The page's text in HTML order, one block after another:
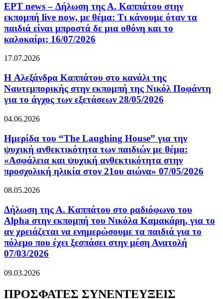
ΕΡΤ news – Δήλωση της Α. Καππάτου στην
εκπομπή live now, με θέμα: Τι κάνουμε όταν τα
παιδιά είναι μπροστά δε μια οθόνη και το
καλοκαίρι; 16/07/2026
17.07.2026
H Αλεξάνδρα Καππάτου στο κανάλι της
Ναυτεμπορικής στην εκπομπή της Νικόλ Ποφάντη
για το άγχος των εξετάσεων 28/05/2026
04.06.2026
Ημερίδα του “The Laughing House” για την
ψυχική ανθεκτικότητα των παιδιών με θέμα:
«Ασφάλεια και ψυχική ανθεκτικότητα στην
προσχολική ηλικία στον 21ου αιώνα» 07/05/2026
08.05.2026
Δήλωση της Α. Καππάτου στο ραδιόφωνο του
Alpha στην εκπομπή του Νικόλα Καμακάρη, για το
αν χρειάζεται να ενημερώσουμε τα παιδιά για το
πόλεμο που έχει ξεσπάσει στην μέση Ανατολή
07/03/2026
09.03.2026
ΠΡΟΣΦΑΤΕΣ ΣΥΝΕΝΤΕΥΞΕΙΣ